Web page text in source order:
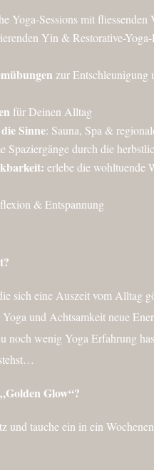
Yoga-Sessions mit fliessenden
Yin & Restorative-
zur Entschleunigung
für Deinen Alltag
Sinne: Sauna, Spa &
Spaziergänge durch die
erlebe die wohltuende
& Entspannung
sich eine Auszeit vom Alltag
und Achtsamkeit neue
noch wenig Yoga Erfahrung
Glow“?
und tauche ein in ein